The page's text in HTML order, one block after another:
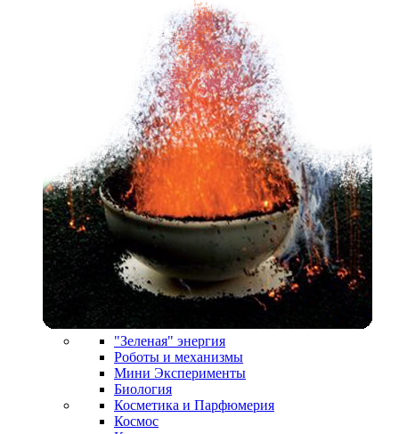
"Зеленая" энергия
Роботы и механизмы
Мини Эксперименты
Биология
Косметика и Парфюмерия
Космос